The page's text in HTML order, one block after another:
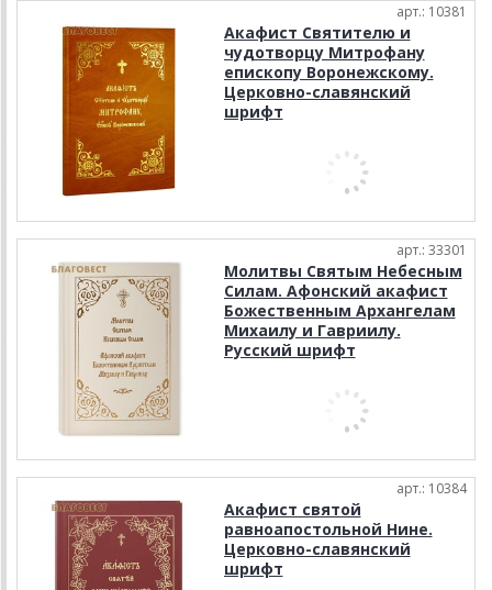
арт.: 10381
Акафист Святителю и
чудотворцу Митрофану
епископу Воронежскому.
Церковно-славянский
шрифт
арт.: 33301
Молитвы Святым Небесным
Силам. Афонский акафист
Божественным Архангелам
Михаилу и Гавриилу.
Русский шрифт
арт.: 10384
Акафист святой
равноапостольной Нине.
Церковно-славянский
шрифт